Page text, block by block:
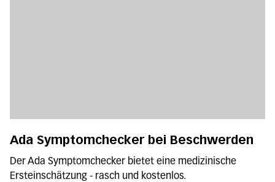
Ada Symptomchecker bei Beschwerden
Der Ada Symptomchecker bietet eine medizinische
Ersteinschätzung - rasch und kostenlos.